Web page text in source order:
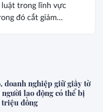
luật trong lĩnh vực
đó cắt giảm...
doanh nghiệp giữ giấy tờ
người lao động có thể bị
triệu đồng